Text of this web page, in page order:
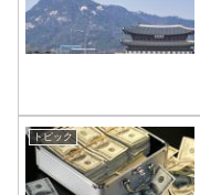
トピック